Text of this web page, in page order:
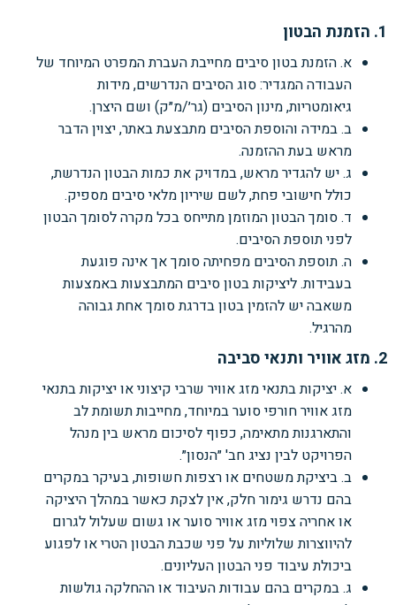
1. הזמנת הבטון
א. הזמנת בטון סיבים מחייבת העברת המפרט המיוחד של
העבודה המגדיר: סוג הסיבים הנדרשים, מידות
גיאומטריות, מינון הסיבים (גר׳/מ״ק) ושם היצרן.
ב. במידה והוספת הסיבים מתבצעת באתר, יצוין הדבר
מראש בעת ההזמנה.
ג. יש להגדיר מראש, במדויק את כמות הבטון הנדרשת,
כולל חישובי פחת, לשם שיריון מלאי סיבים מספיק.
ד. סומך הבטון המוזמן מתייחס בכל מקרה לסומך הבטון
לפני תוספת הסיבים.
ה. תוספת הסיבים מפחיתה סומך אך אינה פוגעת
בעבידות. ליציקות בטון סיבים המתבצעות באמצעות
משאבה יש להזמין בטון בדרגת סומך אחת גבוהה
מהרגיל.
2. מזג אוויר ותנאי סביבה
א. יציקות בתנאי מזג אוויר שרבי קיצוני או יציקות בתנאי
מזג אוויר חורפי סוער במיוחד, מחייבות תשומת לב
והתארגנות מתאימה, כפוף לסיכום מראש בין מנהל
הפרויקט לבין נציג חב' ״הנסון״.
ב. ביציקת משטחים או רצפות חשופות, בעיקר במקרים
בהם נדרש גימור חלק, אין לצקת כאשר במהלך היציקה
או אחריה צפוי מזג אוויר סוער או גשום שעלול לגרום
להיווצרות שלוליות על פני שכבת הבטון הטרי או לפגוע
ביכולת עיבוד פני הבטון העליונים.
ג. במקרים בהם עבודות העיבוד או ההחלקה גולשות